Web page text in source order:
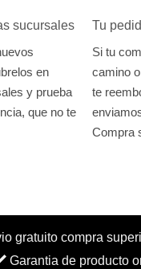
sucursales
en
y prueba
que no te
Tu
Si tu
camino
te
Compra
gratuito compra
Garantia de producto